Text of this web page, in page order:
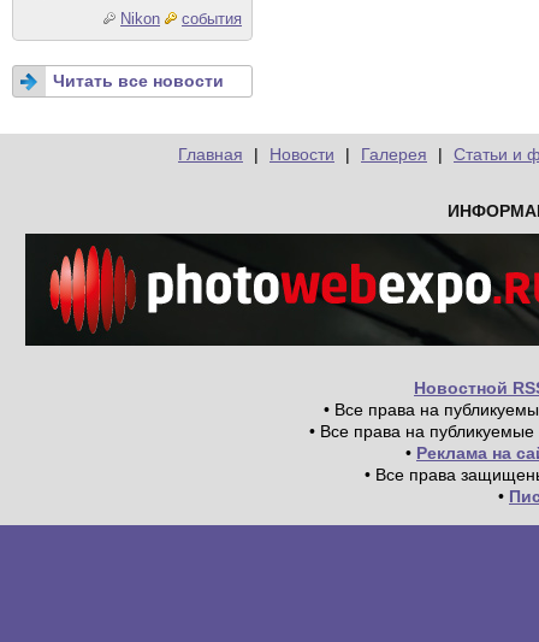
Nikon
события
Читать все новости
Главная | Новости | Галерея | Статьи и
Новостной
• Все права на
• Все права на
• Реклама на
• Все права
•